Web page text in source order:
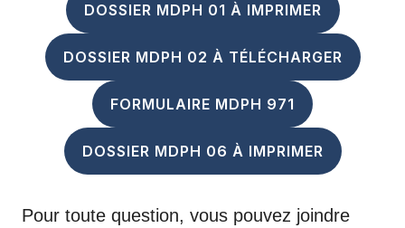
DOSSIER MDPH 01 À IMPRIMER
DOSSIER MDPH 02 À TÉLÉCHARGER
FORMULAIRE MDPH 971
DOSSIER MDPH 06 À IMPRIMER
Pour toute question, vous pouvez joindre